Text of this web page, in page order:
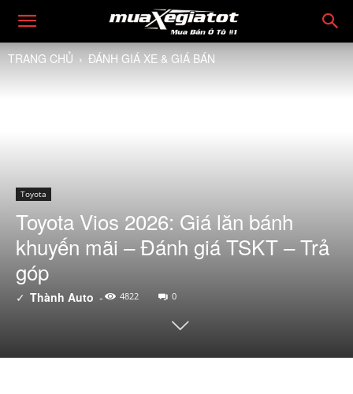
TRANG CHỦ ĐÁNH GIÁ XE & GIÁ BÁN
Toyota
Toyota Vios 2026: Giá lăn bánh
khuyến mãi – Đánh giá TSKT – Trả
góp
✓ Thành Auto - 4822 0